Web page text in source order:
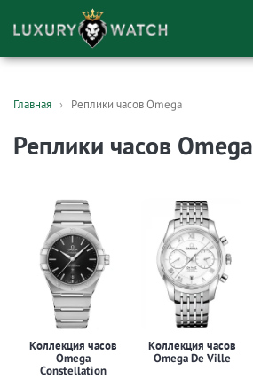
товаров
Главная Реплики часов Omega
Реплики часов Omega
Коллекция часов
Omega
Constellation
Коллекция часов
Omega De Ville